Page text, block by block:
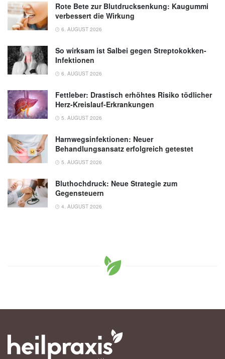
Rote Bete zur Blutdrucksenkung: Kaugummi
verbessert die Wirkung
6. AUGUST 2026
So wirksam ist Salbei gegen Streptokokken-
Infektionen
6. AUGUST 2026
Fettleber: Drastisch erhöhtes Risiko tödlicher
Herz-Kreislauf-Erkrankungen
5. AUGUST 2026
Harnwegsinfektionen: Neuer
Behandlungsansatz erfolgreich getestet
5. AUGUST 2026
Bluthochdruck: Neue Strategie zum
Gegensteuern
4. AUGUST 2026